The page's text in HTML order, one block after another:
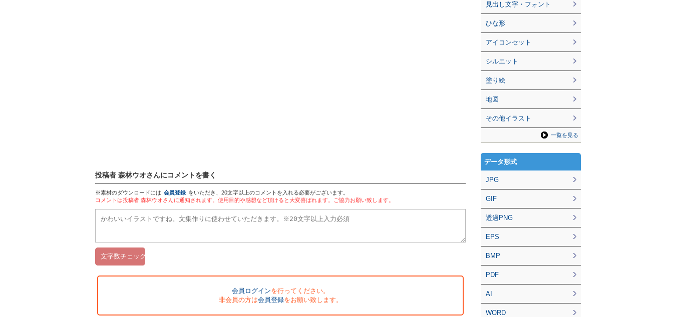
投稿者 森林ウオさんにコメントを書く
※素材のダウンロードには 会員登録 をいただき、20文字以上のコメントを入れる必要がございます。
コメントは投稿者 森林ウオさんに通知されます。使用目的や感想など頂けると大変喜ばれます。ご協力お願い致します。
会員ログインを行ってください。
非会員の方は会員登録をお願い致します。
見出し文字・フォント
ひな形
アイコンセット
シルエット
塗り絵
地図
その他イラスト
一覧を見る
データ形式
JPG
GIF
透過PNG
EPS
BMP
PDF
AI
WORD